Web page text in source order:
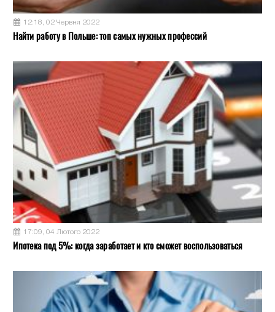
12:18, 02 Червня 2022
Найти работу в Польше: топ самых нужных профессий
17:09, 04 Лютого 2022
Ипотека под 5%: когда заработает и кто сможет воспользоваться